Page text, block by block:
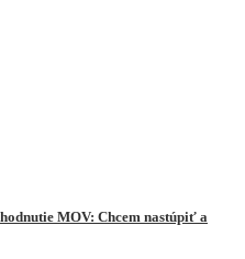
MOV: Chcem nastúpiť a